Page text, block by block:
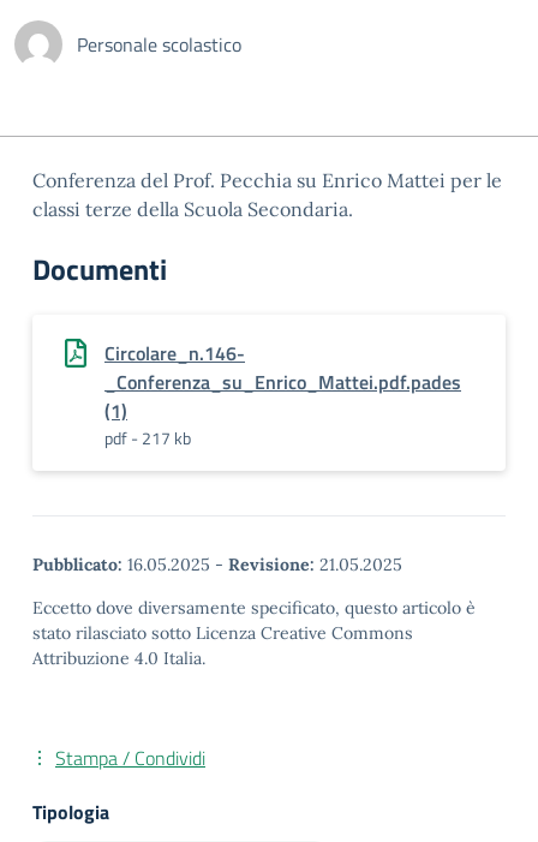
Personale scolastico
Conferenza del Prof. Pecchia su Enrico Mattei per le
classi terze della Scuola Secondaria.
Documenti
Circolare_n.146-
_Conferenza_su_Enrico_Mattei.pdf.pades
(1)
pdf - 217 kb
Pubblicato: 16.05.2025 - Revisione: 21.05.2025
Eccetto dove diversamente specificato, questo articolo è
stato rilasciato sotto Licenza Creative Commons
Attribuzione 4.0 Italia.
Stampa / Condividi
Tipologia